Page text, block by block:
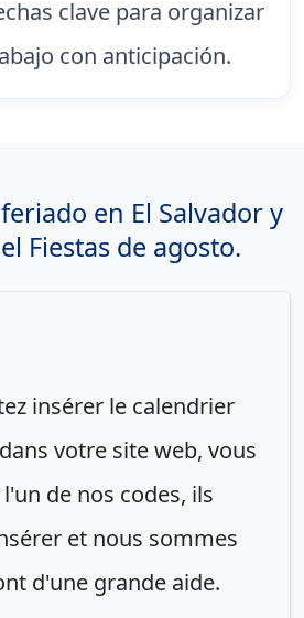
clave para organizar
con anticipación.
en El Salvador y
Fiestas de agosto.
insérer le calendrier
votre site web, vous
de nos codes, ils
et nous sommes
d'une grande aide.